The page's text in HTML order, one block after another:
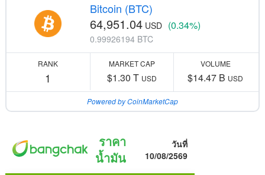
Bitcoin (BTC)
64,951.04 USD (0.34%)
0.99926194 BTC
RANK
1
MARKET CAP
$1.30 T USD
VOLUME
$14.47 B USD
Powered by CoinMarketCap